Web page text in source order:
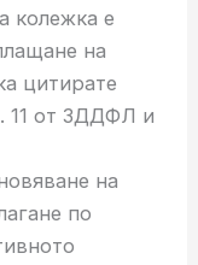
колежка е
на
цитирате
11 от ЗДДФЛ и
на
по